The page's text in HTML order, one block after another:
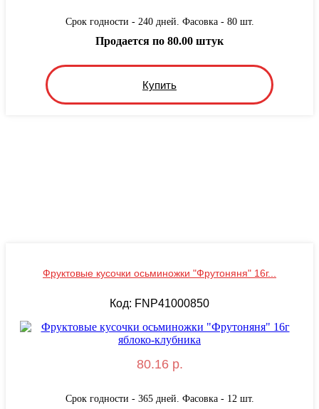
Срок годности - 240 дней. Фасовка - 80 шт.
Купить
Продается по 80.00 штук
Фруктовые кусочки осьминожки "Фрутоняня" 16г...
Код: FNP41000850
80.16 р.
Срок годности - 365 дней. Фасовка - 12 шт.